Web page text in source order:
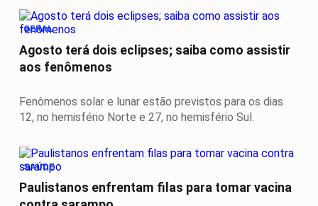
GERAL
Agosto terá dois eclipses; saiba como assistir
aos fenômenos
Fenômenos solar e lunar estão previstos para os dias
12, no hemisfério Norte e 27, no hemisfério Sul.
SAÚDE
Paulistanos enfrentam filas para tomar vacina